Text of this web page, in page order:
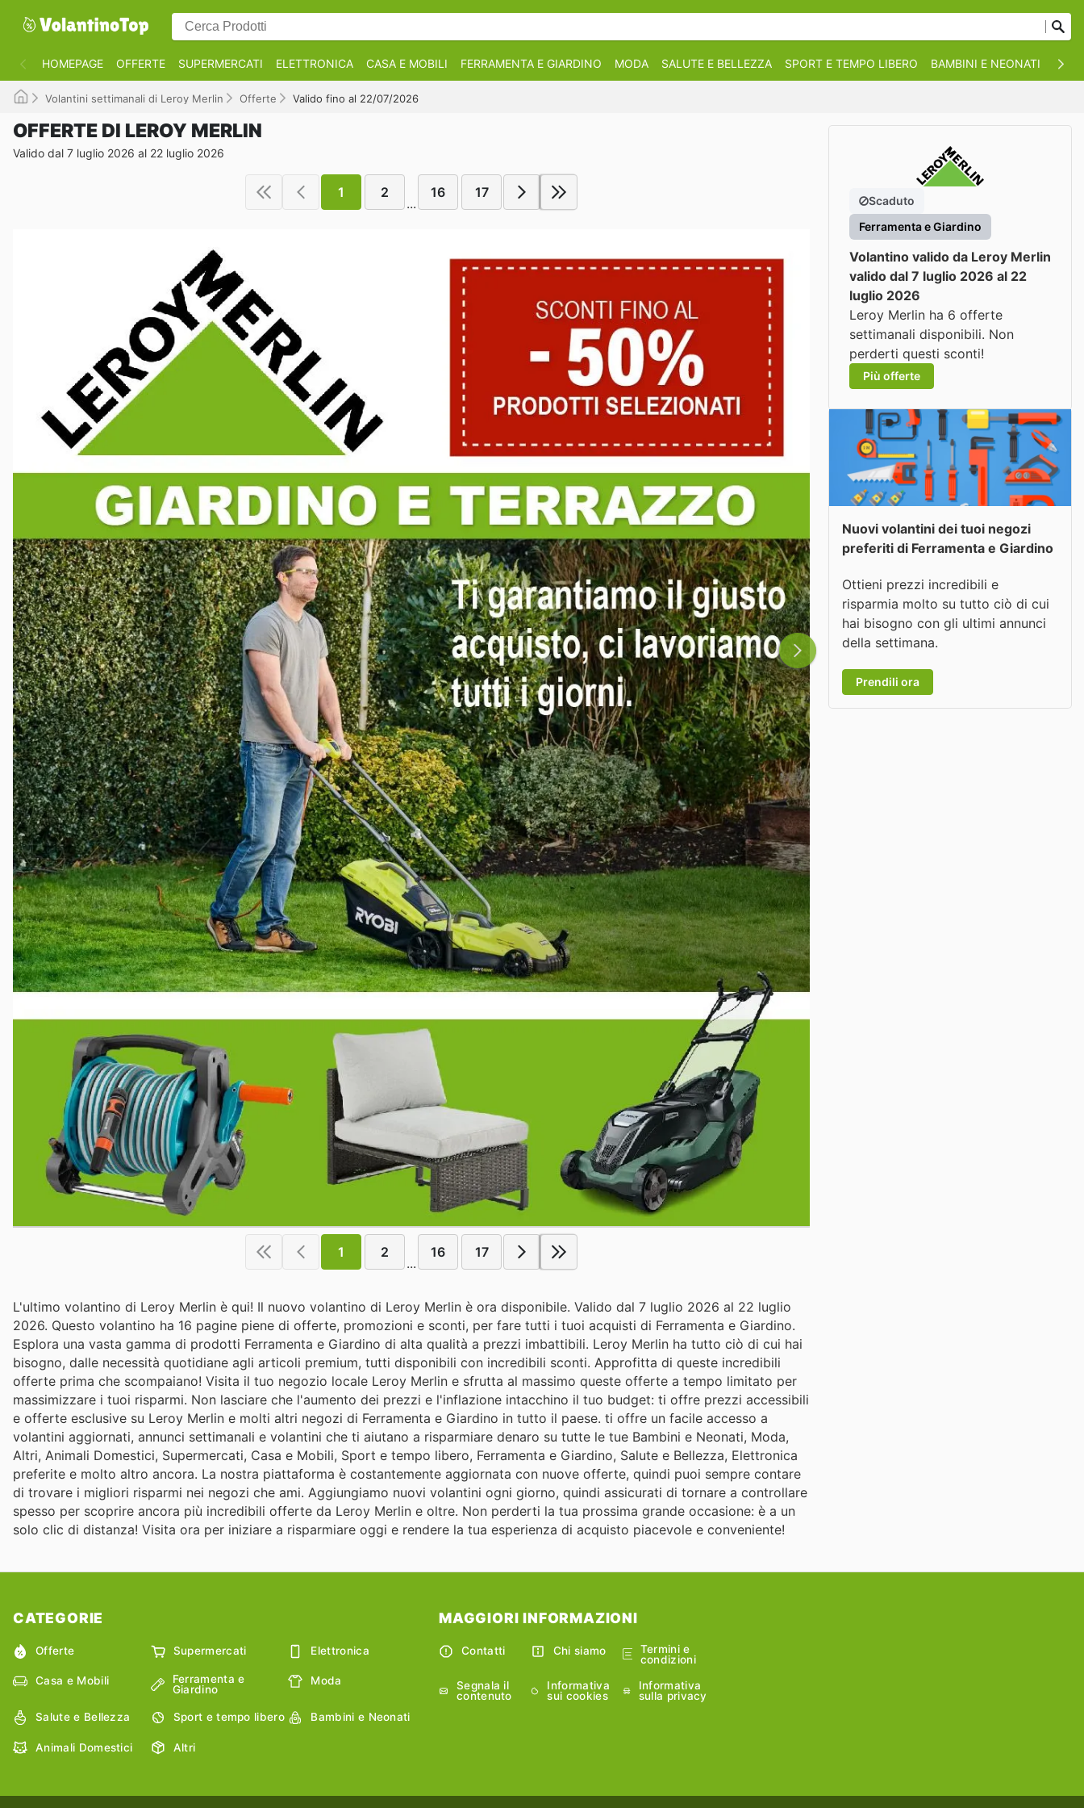
HOMEPAGE OFFERTE SUPERMERCATI ELETTRONICA CASA E MOBILI FERRAMENTA E GIARDINO MODA SALUTE E BELLEZZA SPORT E TEMPO LIBERO BAMBINI E NEONATI
Volantini settimanali di Leroy Merlin Offerte Valido fino al 22/07/2026
OFFERTE DI LEROY MERLIN
Valido dal 7 luglio 2026 al 22 luglio 2026
1 2
...
16 17
1 2
...
16 17
L'ultimo volantino di Leroy Merlin è qui! Il nuovo volantino di Leroy Merlin è ora disponibile. Valido dal 7 luglio 2026 al 22 luglio
2026. Questo volantino ha 16 pagine piene di offerte, promozioni e sconti, per fare tutti i tuoi acquisti di Ferramenta e Giardino.
Esplora una vasta gamma di prodotti Ferramenta e Giardino di alta qualità a prezzi imbattibili. Leroy Merlin ha tutto ciò di cui hai
bisogno, dalle necessità quotidiane agli articoli premium, tutti disponibili con incredibili sconti. Approfitta di queste incredibili
offerte prima che scompaiano! Visita il tuo negozio locale Leroy Merlin e sfrutta al massimo queste offerte a tempo limitato per
massimizzare i tuoi risparmi. Non lasciare che l'aumento dei prezzi e l'inflazione intacchino il tuo budget: ti offre prezzi accessibili
e offerte esclusive su Leroy Merlin e molti altri negozi di Ferramenta e Giardino in tutto il paese. ti offre un facile accesso a
volantini aggiornati, annunci settimanali e volantini che ti aiutano a risparmiare denaro su tutte le tue Bambini e Neonati, Moda,
Altri, Animali Domestici, Supermercati, Casa e Mobili, Sport e tempo libero, Ferramenta e Giardino, Salute e Bellezza, Elettronica
preferite e molto altro ancora. La nostra piattaforma è costantemente aggiornata con nuove offerte, quindi puoi sempre contare
di trovare i migliori risparmi nei negozi che ami. Aggiungiamo nuovi volantini ogni giorno, quindi assicurati di tornare a controllare
spesso per scoprire ancora più incredibili offerte da Leroy Merlin e oltre. Non perderti la tua prossima grande occasione: è a un
solo clic di distanza! Visita ora per iniziare a risparmiare oggi e rendere la tua esperienza di acquisto piacevole e conveniente!
Scaduto
Ferramenta e Giardino
Volantino valido da Leroy Merlin
valido dal 7 luglio 2026 al 22
luglio 2026
Leroy Merlin ha 6 offerte
settimanali disponibili. Non
perderti questi sconti!
Più offerte
Nuovi volantini dei tuoi negozi
preferiti di Ferramenta e Giardino
Ottieni prezzi incredibili e
risparmia molto su tutto ciò di cui
hai bisogno con gli ultimi annunci
della settimana.
Prendili ora
CATEGORIE
Offerte Supermercati Elettronica
Casa e Mobili
Ferramenta e
Giardino
Moda
Salute e Bellezza Sport e tempo libero Bambini e Neonati
Animali Domestici Altri
MAGGIORI INFORMAZIONI
Contatti Chi siamo
Termini e
condizioni
Segnala il
contenuto
Informativa
sui cookies
Informativa
sulla privacy